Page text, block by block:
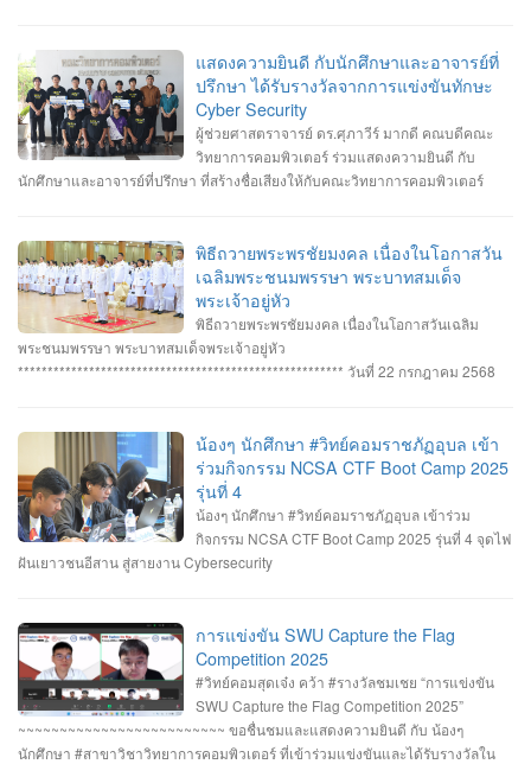
แสดงความยินดี กับนักศึกษาและอาจารย์ที่
ปรึกษา ได้รับรางวัลจากการแข่งขันทักษะ
Cyber Security
ผู้ช่วยศาสตราจารย์ ดร.ศุภาวีร์ มากดี คณบดีคณะ
วิทยาการคอมพิวเตอร์ ร่วมแสดงความยินดี กับ
นักศึกษาและอาจารย์ที่ปรึกษา ที่สร้างชื่อเสียงให้กับคณะวิทยาการคอมพิวเตอร์
ปลอดภัยทางไซเบอร์ IT RERU CYBER HACKATHON#1 2025 ภายใต้โครงการ
“เปิดโลกวิชาการ 25 ปี มหาวิทยาลัยราชภัฏร้อยเอ็ด” วันที่ 7-8 กรกฎาคม 2568 รุ่น
Senior #รางวัลชนะเลิศ ทีม Don’t know Everything นายชัยวัฒน์ ชัยฤทธิ์ นาย
อาทิตย์ สายกนก นายสุริยา ขันทา ทำคะแนนได้สูงสุด 2260 คะแนน #รางวัลรอง
ชนะเลิศอันดับที่_1 ทีม MVP นายอัมรินทร์ จำปาหอม นายนวพงษ์ ธรรมสัตย์ นายวี
รพงษ์ โสระธิ ทำคะแนนได้ 1310 คะแนน #รางวัลรองชนะเลิศอันดับที่_2 ทีม
รัตนภักดี MR. SENG SOPHIN นายศตวรรษ วิลามาตย์ ทำคะแนนได้ 500 คะแนน
จบที่อันดับ 9 จาก 13 ทีมที่เข้าร่วมแข่งขันในครั้งนี้ RERU CYBER
HACKATHON#1 2025 จัดโดย คณะเทคโนโลยีสารสนเทศ มหาวิทยาลัยราชภัฏ
ร้อยเอ็ด ร่วมกับสำนักงานคณะกรรมการการรักษาความมั่นคงปลอดภัยไซเบอร์แห่ง
ชาติ (สกมช.) รายการที่ 2. “การแข่งขัน SWU Capture the Flag Competition
2025” เมื่อวันอังคารที่ 1 และ 8 กรกฎาคม 2568 (จัดการแข่งขันในรูปแบบออนไลน์
ในโครงการจำนวน 60 ทีม จัดโดย ภาควิชาวิศวกรรมคอมพิวเตอร์ คณะ
วิศวกรรมศาสตร์ มหาวิทยาลัยศรีนครินทรวิโรฒ ร่วมกับ บริษัท ACIS Professional
Center และ บริษัท SEC Playground รายการที่ 3. การแข่งขัน Mini CTF ระหว่างผู้
เข้าร่วม NCSA CTF Boot Camp 2025 รุ่นที่ 4 ซึ่งจัดขึ้นในระหว่างวันที่ 19–20
กรกฎาคม 2568 นายอาทิตย์ สายกนก นักศึกษาชั้นปีที่ 3 ได้รับ #รางวัล_MVP ผู้ที่
ทำคะแนนรายบุคคลสูงสุด (3400 คะแนน) จัดโดย #สำนักงานคณะกรรมการการ
พิธีถวายพระพรชัยมงคล เนื่องในโอกาสวัน
เฉลิมพระชนมพรรษา พระบาทสมเด็จ
พระเจ้าอยู่หัว
พิธีถวายพระพรชัยมงคล เนื่องในโอกาสวันเฉลิม
พระชนมพรรษา พระบาทสมเด็จพระเจ้าอยู่หัว
******************************************************* วันที่ 22 กรกฎาคม 2568
พระเจ้าอยู่หัว เนื่องในโอกาสมหามงคลเฉลิมพระชนมพรรษา 28 กรกฎาคม 2568 ณ
หอประชุมไพรพะยอม มหาวิทยาลัยราชภัฏอุบลราชธานี โดยมีท่าน รอง
ศาสตราจารย์ธรรมรักษ์ ละอองนวล อธิการบดี เป็นประธานในพิธีถวายพระพร
ชัยมงคลและวางพานพุ่มทอง-พานพุ่มเงิน #คณะวิทยาการคอมพิวเตอร์
#มหาวิทยาลัยแห่งความสุข #มหาวิทยาลัยราชภัฏอุบลราชธานี
น้องๆ นักศึกษา #วิทย์คอมราชภัฏอุบล เข้า
ร่วมกิจกรรม NCSA CTF Boot Camp 2025
รุ่นที่ 4
น้องๆ นักศึกษา #วิทย์คอมราชภัฏอุบล เข้าร่วม
กิจกรรม NCSA CTF Boot Camp 2025 รุ่นที่ 4 จุดไฟ
ฝันเยาวชนอีสาน สู่สายงาน Cybersecurity
การแข่งขัน SWU Capture the Flag
Competition 2025
#วิทย์คอมสุดเจ๋ง คว้า #รางวัลชมเชย “การแข่งขัน
SWU Capture the Flag Competition 2025”
~~~~~~~~~~~~~~~~~~~~~~~~~ ขอชื่นชมและแสดงความยินดี กับ น้องๆ
นักศึกษา #สาขาวิชาวิทยาการคอมพิวเตอร์ ที่เข้าร่วมแข่งขันและได้รับรางวัลใน